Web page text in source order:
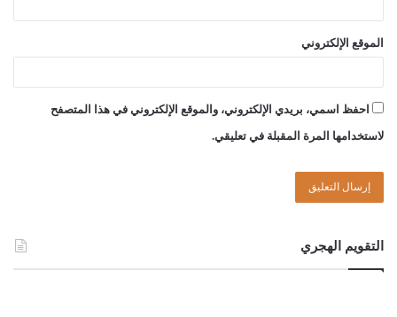
الموقع الإلكتروني
احفظ اسمي، بريدي الإلكتروني، والموقع الإلكتروني في هذا المتصفح
لاستخدامها المرة المقبلة في تعليقي.
التقويم الهجري